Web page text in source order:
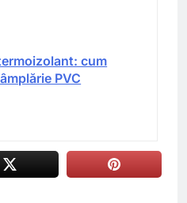
cum
PVC